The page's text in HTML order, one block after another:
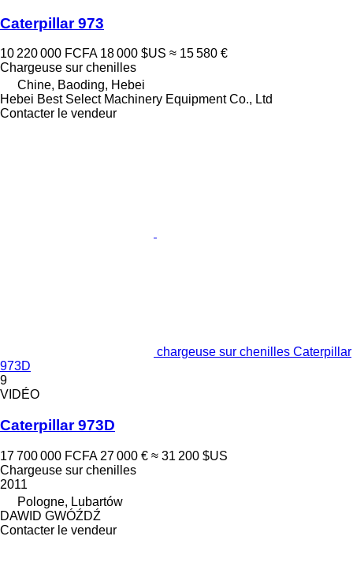
Caterpillar 973
10 220 000 FCFA 18 000 $US ≈ 15 580 €
Chargeuse sur chenilles
Chine, Baoding, Hebei
Hebei Best Select Machinery Equipment Co., Ltd
Contacter le vendeur
chargeuse sur chenilles Caterpillar
973D
9
VIDÉO
Caterpillar 973D
17 700 000 FCFA 27 000 € ≈ 31 200 $US
Chargeuse sur chenilles
2011
Pologne, Lubartów
DAWID GWÓŹDŹ
Contacter le vendeur